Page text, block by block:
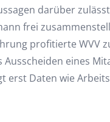
darüber
frei
profitierte
Ausscheiden eines
erst Daten wie